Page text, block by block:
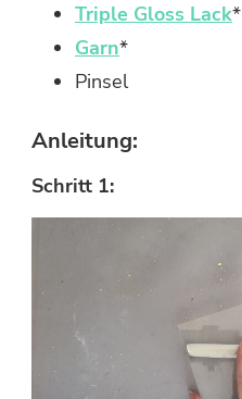
Triple Gloss Lack*
Garn*
Pinsel
Anleitung:
Schritt 1: